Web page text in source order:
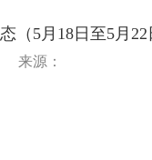
（5月18日至5月22
来源：